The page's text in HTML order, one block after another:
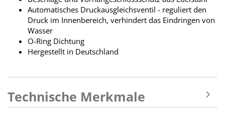
Automatisches Druckausgleichsventil - reguliert den
Druck im Innenbereich, verhindert das Eindringen von
Wasser
O-Ring Dichtung
Hergestellt in Deutschland
Technische Merkmale